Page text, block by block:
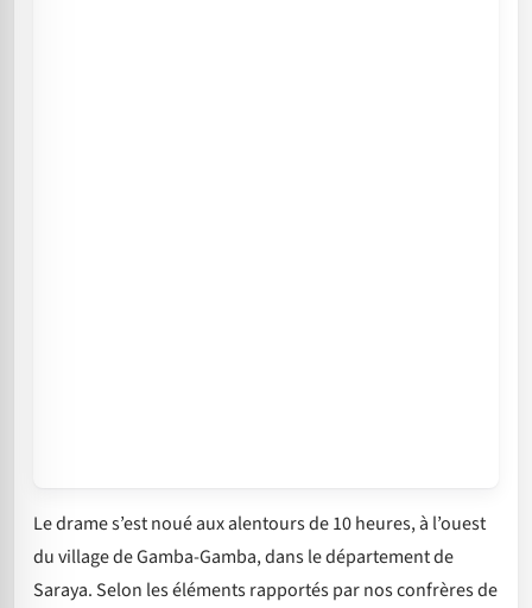
Le drame s’est noué aux alentours de 10 heures, à l’ouest
du village de Gamba-Gamba, dans le département de
Saraya. Selon les éléments rapportés par nos confrères de